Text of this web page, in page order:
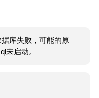
库失败，可能的原
未启动。